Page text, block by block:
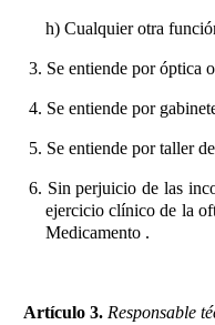
h) Cualquier otra
3. Se entiende por óptica
4. Se entiende por
5. Se entiende por taller
6. Sin perjuicio de las
ejercicio clínico de la
Medicamento .
Artículo 3. Responsable